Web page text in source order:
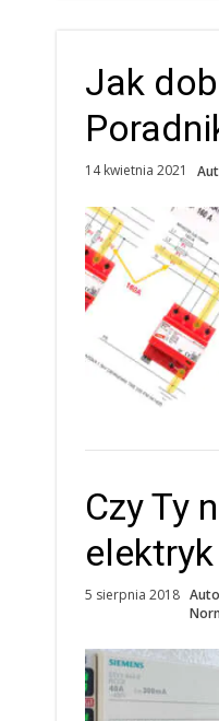
Jak
14 kwietnia 2021
Czy Ty
5 sierpnia 2018